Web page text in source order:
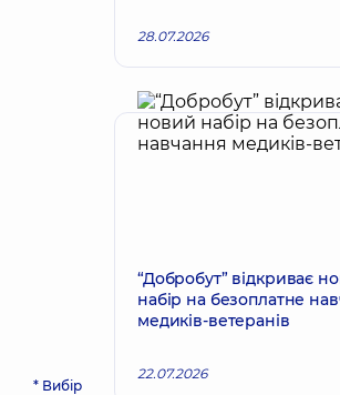
* Вибір
28.07.2026
“Добробут” відкриває
набір на безоплатне
медиків-ветеранів
22.07.2026